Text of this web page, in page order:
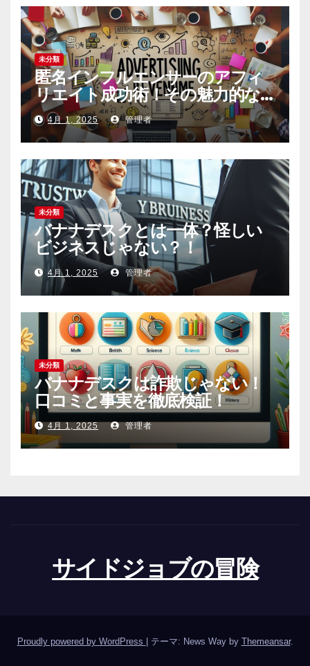
未分類
匿名インフルエンサーのアフィ
リエイト成功術！その魅力的な
内容の作り方とは
4月 1, 2025 管理者
未分類
バナナデスクとは一体？怪しい
ビジネスじゃない？！
4月 1, 2025 管理者
未分類
バナナデスクは詐欺じゃない！
口コミと事実を徹底検証！
4月 1, 2025 管理者
サイドジョブの冒険
Proudly powered by WordPress テーマ: News Way by Themeansar.